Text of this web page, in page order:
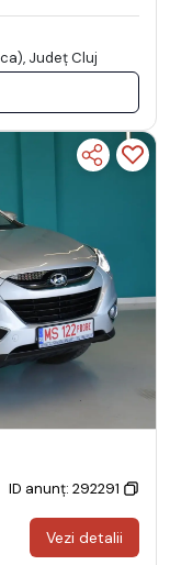
Județ Cluj
ID anunț: 292291
Vezi detalii